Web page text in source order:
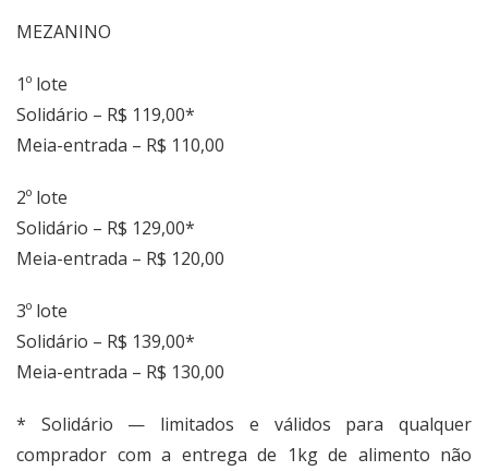
MEZANINO
1º lote
Solidário – R$ 119,00*
Meia-entrada – R$ 110,00
2º lote
Solidário – R$ 129,00*
Meia-entrada – R$ 120,00
3º lote
Solidário – R$ 139,00*
Meia-entrada – R$ 130,00
* Solidário — limitados e válidos para qualquer
comprador com a entrega de 1kg de alimento não